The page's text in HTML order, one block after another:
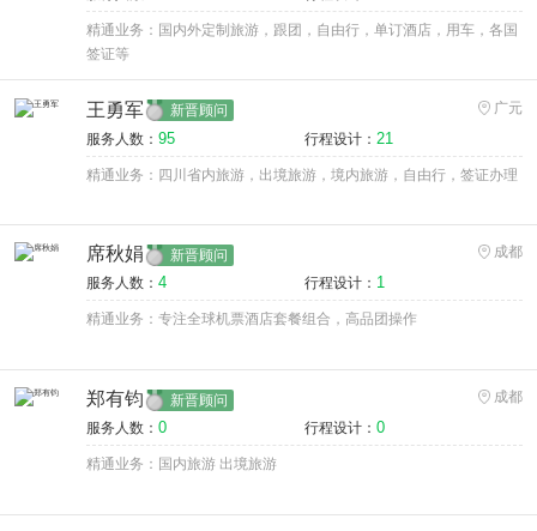
精通业务：国内外定制旅游，跟团，自由行，单订酒店，用车，各国
签证等
王勇军 新晋顾问
广元
服务人数： 95 行程设计： 21
精通业务：四川省内旅游，出境旅游，境内旅游，自由行，签证办理
席秋娟 新晋顾问
成都
服务人数： 4 行程设计： 1
精通业务：专注全球机票酒店套餐组合，高品团操作
郑有钧 新晋顾问
成都
服务人数： 0 行程设计： 0
精通业务：国内旅游 出境旅游